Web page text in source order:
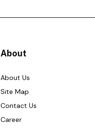
About
About Us
Site Map
Contact Us
Career